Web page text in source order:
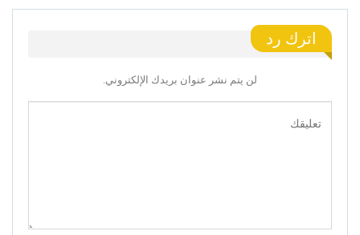
اترك رد
لن يتم نشر عنوان بريدك الإلكتروني.